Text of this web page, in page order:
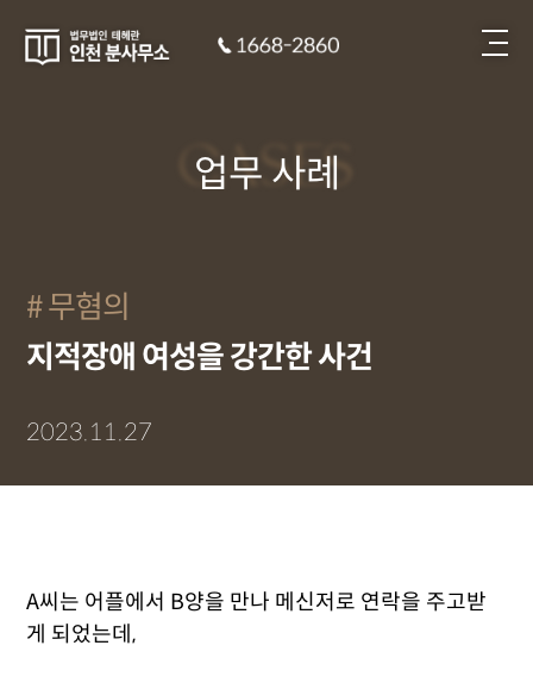
CASES
업무 사례
무혐의
지적장애 여성을 강간한 사건
2023.11.27
A씨는 어플에서 B양을 만나 메신저로 연락을 주고받
게 되었는데,